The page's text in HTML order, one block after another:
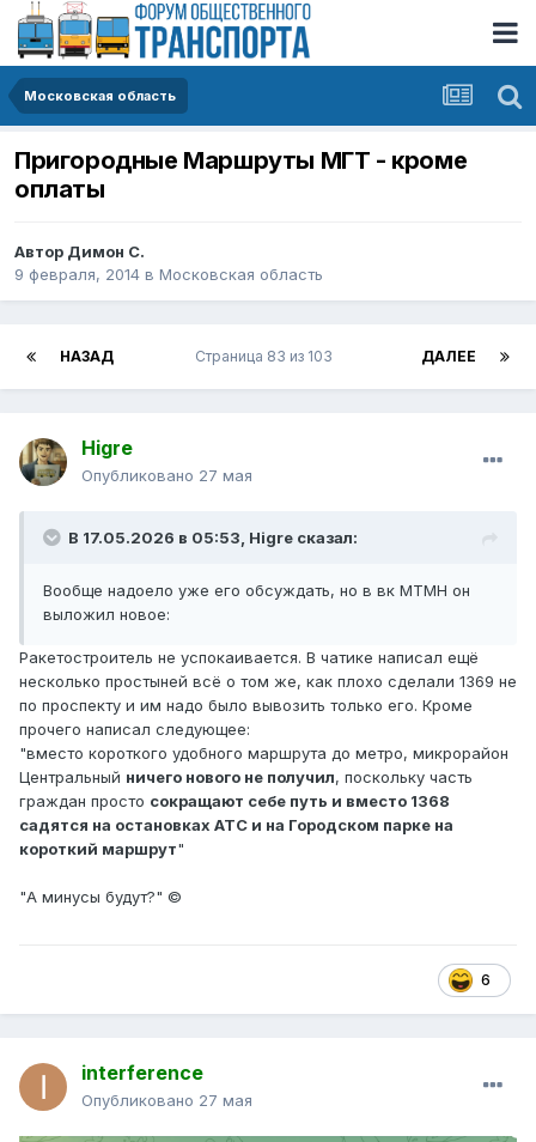
Московская область
Пригородные Маршруты МГТ - кроме
оплаты
Автор Димон С.
9 февраля, 2014 в Московская область
НАЗАД ДАЛЕЕ
Страница 83 из 103
Higre
Опубликовано 27 мая
В 17.05.2026 в 05:53, Higre сказал:
Вообще надоело уже его обсуждать, но в вк МТМН он
выложил новое:
Ракетостроитель не успокаивается. В чатике написал ещё
несколько простыней всё о том же, как плохо сделали 1369 не
по проспекту и им надо было вывозить только его. Кроме
прочего написал следующее:
"вместо короткого удобного маршрута до метро, микрорайон
Центральный ничего нового не получил, поскольку часть
граждан просто сокращают себе путь и вместо 1368
садятся на остановках АТС и на Городском парке на
короткий маршрут"
"А минусы будут?" ©
6
interference
Опубликовано 27 мая